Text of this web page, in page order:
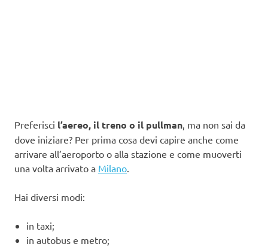
Preferisci l’aereo, il treno o il pullman, ma non sai da
dove iniziare? Per prima cosa devi capire anche come
arrivare all’aeroporto o alla stazione e come muoverti
una volta arrivato a Milano.
Hai diversi modi:
in taxi;
in autobus e metro;